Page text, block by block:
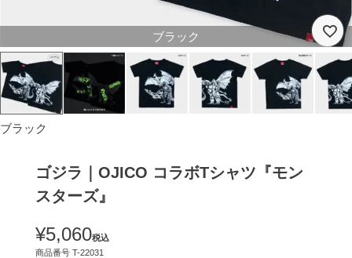
ブラック
ブラック
ゴジラ｜OJICO コラボTシャツ『モン
スターズ』
¥5,060税込
商品番号 T-22031